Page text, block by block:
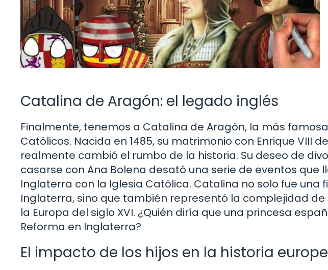
Catalina de Aragón: el legado inglés
Finalmente, tenemos a Catalina de Aragón, la más
Católicos. Nacida en 1485, su matrimonio con Enrique VIII
realmente cambió el rumbo de la historia. Su deseo de
casarse con Ana Bolena desató una serie de eventos que
Inglaterra con la Iglesia Católica. Catalina no solo fue una
Inglaterra, sino que también representó la complejidad
la Europa del siglo XVI. ¿Quién diría que una princesa
Reforma en Inglaterra?
El impacto de los hijos en la historia